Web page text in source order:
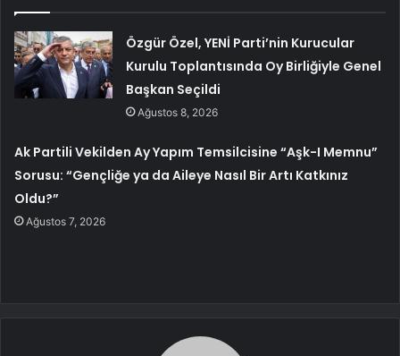
Özgür Özel, YENİ Parti’nin Kurucular
Kurulu Toplantısında Oy Birliğiyle Genel
Başkan Seçildi
Ağustos 8, 2026
Ak Partili Vekilden Ay Yapım Temsilcisine “Aşk-I Memnu”
Sorusu: “Gençliğe ya da Aileye Nasıl Bir Artı Katkınız
Oldu?”
Ağustos 7, 2026